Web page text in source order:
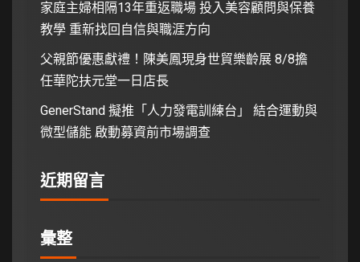
家庭主婦相隔13年重返職場 投入美容顧問與保養
教學 重新找回自信與職涯方向
父親節優惠獻禮！陳美鳳現身世貿樂齡展 8/8擔
任華陀扶元堂一日店長
GenerStand 擬推「人力發電訓練台」 結合運動與
微型儲能 啟動募資前市場調查
近期留言
彙整